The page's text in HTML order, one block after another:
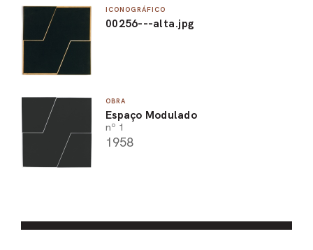
ICONOGRÁFICO
00256---alta.jpg
OBRA
Espaço Modulado
nº 1
1958